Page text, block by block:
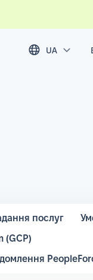
UA
послуг
(GCP)